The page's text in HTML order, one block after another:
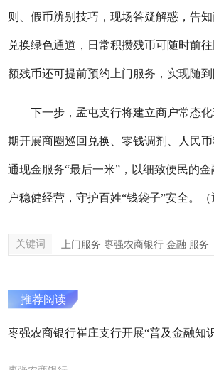
则、假币辨别技巧，现场答疑解惑，告
兑换绿色通道，日常积攒残币可随时前
额残币还可提前预约上门服务，实现随到
下一步，孟屯支行将建立商户常态
期开展商圈巡回兑换、零钱调剂、人民
通现金服务“最后一米”，以细致便民的
户稳健经营，守护百姓“钱袋子”安全。（
关键词 上门服务 枣强农商银行 金融 服务
推荐阅读
枣强农商银行崔庄支行开展“普及金融知